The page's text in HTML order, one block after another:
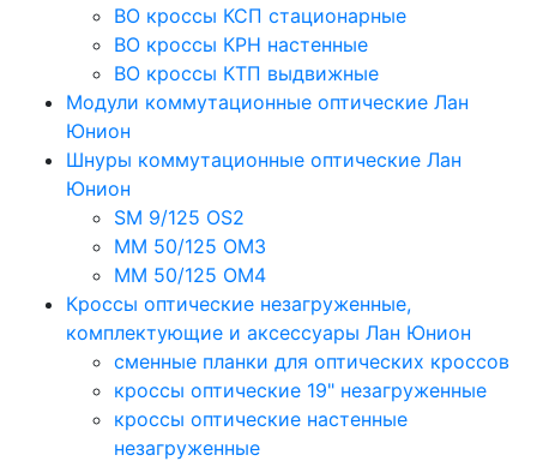
ВО кроссы КСП стационарные
ВО кроссы КРН настенные
ВО кроссы КТП выдвижные
Модули коммутационные оптические Лан
Юнион
Шнуры коммутационные оптические Лан
Юнион
SM 9/125 OS2
MM 50/125 OM3
MM 50/125 OM4
Кроссы оптические незагруженные,
комплектующие и аксессуары Лан Юнион
сменные планки для оптических кроссов
кроссы оптические 19" незагруженные
кроссы оптические настенные
незагруженные